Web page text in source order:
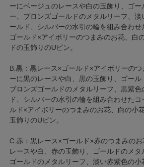
ーにベージュのレースや白の玉飾り、ゴー
ー、ブロンズゴールドのメタルリーフ、
ールド、シルバーの水引の輪を組み合わ
ゴールド×アイボリーのつまみのお花、白
ドの玉飾りのUピン。
B.黒：黒レース×ゴールド×アイボリーのつ
ーに黒のレースや白、黒の玉飾り、ゴール
ブロンズゴールドのメタルリーフ、黒紫
ド、シルバーの水引の輪を組み合わせた
ルド×アイボリーのつまみのお花、白の小
玉飾りのUピン。
C.赤：黒レース×ゴールド×赤のつまみの
レースや白、赤の玉飾り、ゴールドのメ
ゴールドのメタルリーフ、淡い赤紫色の